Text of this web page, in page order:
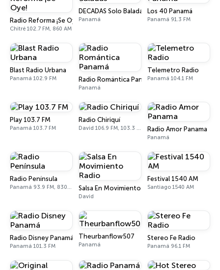
Radio Reforma ¡Se Oye!
Chitré 102.7 FM, 860 AM
DECADAS Solo Baladas
Panamá
Los 40 Panamá
Panamá 91.3 FM
Blast Radio Urbana
Panamá 102.9 FM Radio Romántica Panamá
Panamá
Telemetro Radio
Panamá 104.1 FM
Play 103.7 FM
Panamá 103.7 FM
Radio Chiriquí
David 106.9 FM, 103.3 FM Radio Amor Panama
Panamá
Radio Península
Panamá 93.9 FM, 830 AM Salsa En Movimiento Radio
David
Festival 1540 AM
Santiago 1540 AM
Radio Disney Panamá
Panamá 101.3 FM
Theurbanflow507
Panamá
Stereo Fe Radio
Panamá 96.1 FM